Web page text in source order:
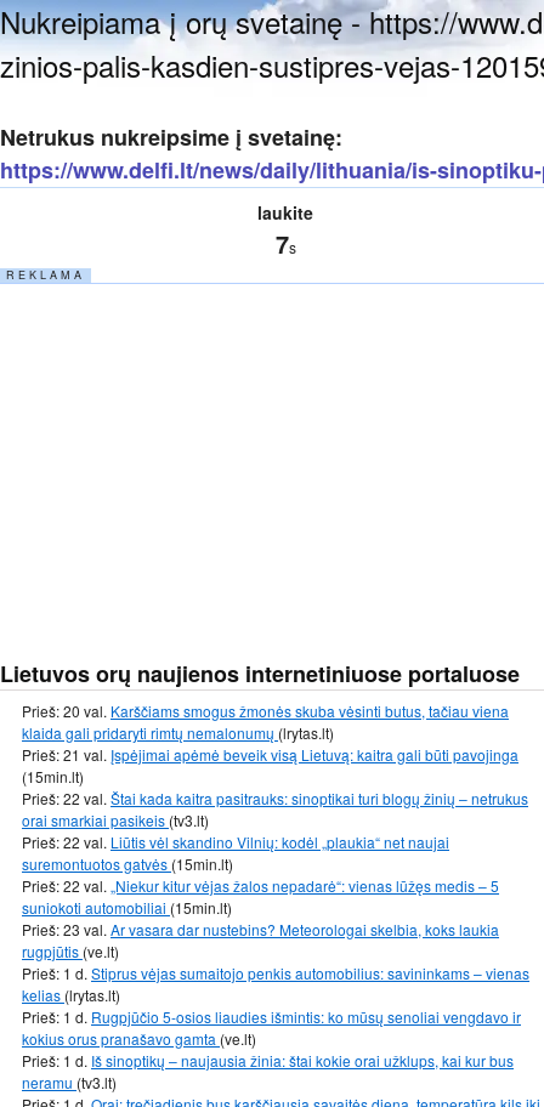
Nukreipiama į orų svetainę - https://
zinios-palis-kasdien-sustipres-vejas-
Netrukus nukreipsime į svetainę:
https://www.delfi.lt/news/daily/lithuania/is-
laukite
7s
R E K L A M A
Lietuvos orų naujienos internetiniuose portaluose
Prieš: 20 val. Karščiams smogus žmonės skuba vėsinti butus, tačiau viena
klaida gali pridaryti rimtų nemalonumų (lrytas.lt)
Prieš: 21 val. Įspėjimai apėmė beveik visą Lietuvą: kaitra gali būti pavojinga
(15min.lt)
Prieš: 22 val. Štai kada kaitra pasitrauks: sinoptikai turi blogų žinių – netrukus
orai smarkiai pasikeis (tv3.lt)
Prieš: 22 val. Liūtis vėl skandino Vilnių: kodėl „plaukia“ net naujai
suremontuotos gatvės (15min.lt)
Prieš: 22 val. „Niekur kitur vėjas žalos nepadarė“: vienas lūžęs medis – 5
suniokoti automobiliai (15min.lt)
Prieš: 23 val. Ar vasara dar nustebins? Meteorologai skelbia, koks laukia
rugpjūtis (ve.lt)
Prieš: 1 d. Stiprus vėjas sumaitojo penkis automobilius: savininkams – vienas
kelias (lrytas.lt)
Prieš: 1 d. Rugpjūčio 5-osios liaudies išmintis: ko mūsų senoliai vengdavo ir
kokius orus pranašavo gamta (ve.lt)
Prieš: 1 d. Iš sinoptikų – naujausia žinia: štai kokie orai užklups, kai kur bus
neramu (tv3.lt)